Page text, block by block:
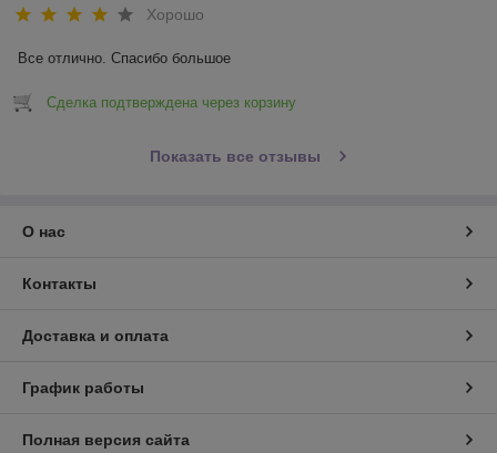
Хорошо
Все отлично. Спасибо большое
Сделка подтверждена через корзину
Показать все отзывы
О нас
Контакты
Доставка и оплата
График работы
Полная версия сайта